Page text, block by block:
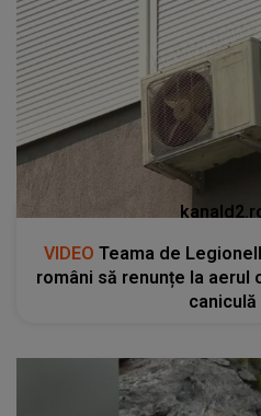
VIDEO Teama de
români să renunțe la aerul
caniculă